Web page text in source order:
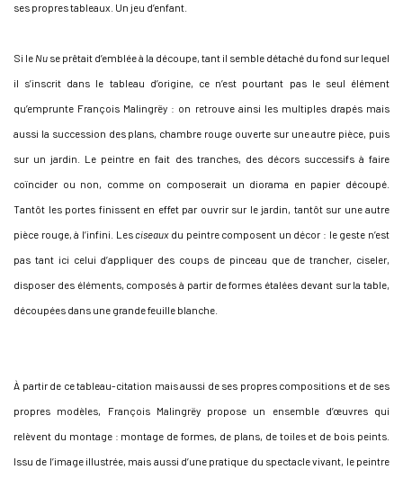
ses propres tableaux. Un jeu d’enfant.
Si le Nu se prêtait d’emblée à la découpe, tant il semble détaché du fond sur lequel
il s’inscrit dans le tableau d’origine, ce n’est pourtant pas le seul élément
qu’emprunte François Malingrëy : on retrouve ainsi les multiples drapés mais
aussi la succession des plans, chambre rouge ouverte sur une autre pièce, puis
sur un jardin. Le peintre en fait des tranches, des décors successifs à faire
coïncider ou non, comme on composerait un diorama en papier découpé.
Tantôt les portes finissent en effet par ouvrir sur le jardin, tantôt sur une autre
pièce rouge, à l’infini. Lesciseauxdu peintre composent un décor : le geste n’est
pas tant ici celui d’appliquer des coups de pinceau que de trancher, ciseler,
disposer des éléments, composés à partir de formes étalées devant sur la table,
découpées dans une grande feuille blanche.
À partir de ce tableau-citation mais aussi de ses propres compositions et de ses
propres modèles, François Malingrëy propose un ensemble d’œuvres qui
relèvent du montage : montage de formes, de plans, de toiles et de bois peints.
Issu de l’image illustrée, mais aussi d’une pratique du spectacle vivant, le peintre